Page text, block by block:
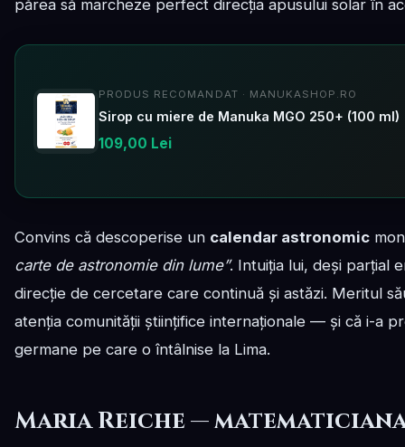
părea să marcheze perfect direcția apusului solar în
PRODUS RECOMANDAT · MANUKASHOP.RO
Sirop cu miere de Manuka MGO 250+ (100 ml)
109,00 Lei
Convins că descoperise un calendar astronomic
carte de astronomie din lume”. Intuiția lui, deși parțial
direcție de cercetare care continuă și astăzi. Meritul
atenția comunității științifice internaționale — și că i-a
germane pe care o întâlnise la Lima.
Maria Reiche —